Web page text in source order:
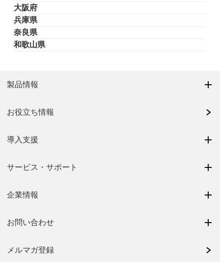
大阪府
兵庫県
奈良県
和歌山県
製品情報
お役立ち情報
導入支援
サービス・サポート
企業情報
お問い合わせ
メルマガ登録